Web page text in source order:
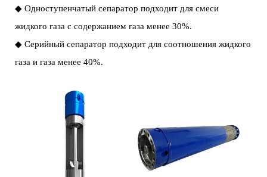
◆ Одноступенчатый сепаратор подходит для смеси
жидкого газа с содержанием газа менее 30%.
◆ Серийный сепаратор подходит для соотношения жидкого
газа и газа менее 40%.